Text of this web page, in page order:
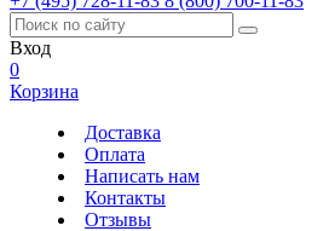
Вход
0
Корзина
Доставка
Оплата
Написать нам
Контакты
Отзывы